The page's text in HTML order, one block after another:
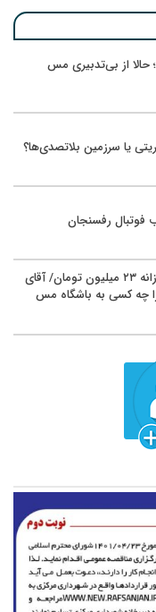
حالا از بی‌تدبیری مس
یا سرزمین بلاتصدی‌ها؟
فوتبال رفسنجان
مدیر غیربومی با دستمزد روزانه ۲۳ میلیون تومان/ آقای
چه کسی به باشگاه مس